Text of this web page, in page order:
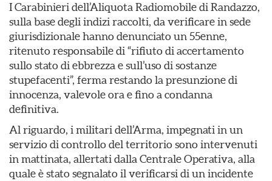
I Carabinieri dell’Aliquota Radiomobile di Randazzo,
sulla base degli indizi raccolti, da verificare in sede
giurisdizionale hanno denunciato un 55enne,
ritenuto responsabile di “rifiuto di accertamento
sullo stato di ebbrezza e sull’uso di sostanze
stupefacenti”, ferma restando la presunzione di
innocenza, valevole ora e fino a condanna
definitiva.
Al riguardo, i militari dell’Arma, impegnati in un
servizio di controllo del territorio sono intervenuti
in mattinata, allertati dalla Centrale Operativa, alla
quale è stato segnalato il verificarsi di un incidente